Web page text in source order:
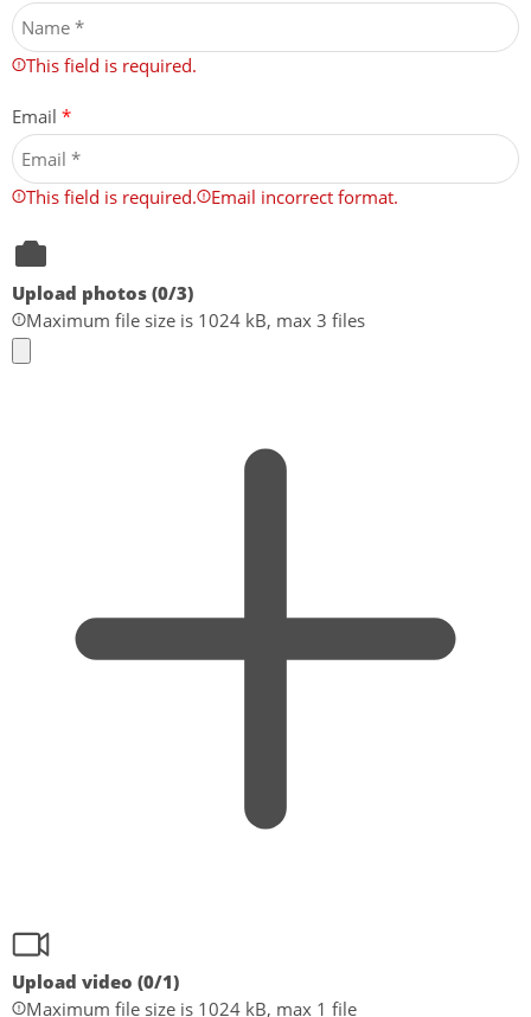
This field is required.
Email *
This field is required. Email incorrect format.
Upload photos (0/3)
Maximum file size is 1024 kB, max 3 files
Upload video (0/1)
Maximum file size is 1024 kB, max 1 file